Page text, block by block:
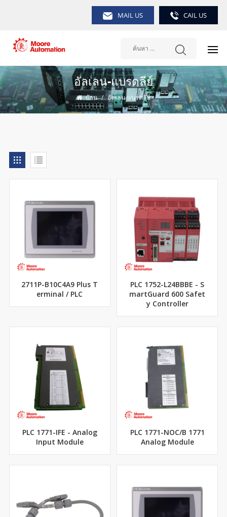
MAIL US CAIL US
อัลเลน-แบรดลีย์
บ้าน / อัลเลน-แบรดลีย์
2711P-B10C4A9 Plus T
erminal / PLC
PLC 1752-L24BBBE - S
martGuard 600 Safet
y Controller
PLC 1771-IFE - Analog
Input Module
PLC 1771-NOC/B 1771
Analog Module